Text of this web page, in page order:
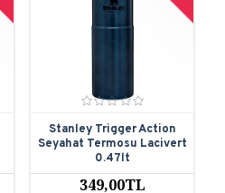
Stanley Trigger Action
Seyahat Termosu Lacivert
0.47lt
349,00TL